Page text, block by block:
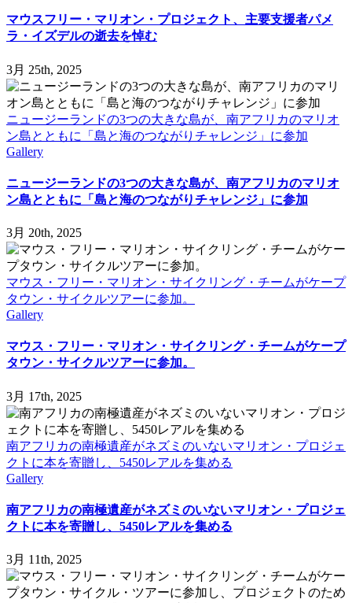
マウスフリー・マリオン・プロジェクト、主要支援者パメ
ラ・イズデルの逝去を悼む
3月 25th, 2025
ニュージーランドの3つの大きな島が、南アフリカのマリオ
ン島とともに「島と海のつながりチャレンジ」に参加
Gallery
ニュージーランドの3つの大きな島が、南アフリカのマリオ
ン島とともに「島と海のつながりチャレンジ」に参加
3月 20th, 2025
マウス・フリー・マリオン・サイクリング・チームがケープ
タウン・サイクルツアーに参加。
Gallery
マウス・フリー・マリオン・サイクリング・チームがケープ
タウン・サイクルツアーに参加。
3月 17th, 2025
南アフリカの南極遺産がネズミのいないマリオン・プロジェ
クトに本を寄贈し、5450レアルを集める
Gallery
南アフリカの南極遺産がネズミのいないマリオン・プロジェ
クトに本を寄贈し、5450レアルを集める
3月 11th, 2025